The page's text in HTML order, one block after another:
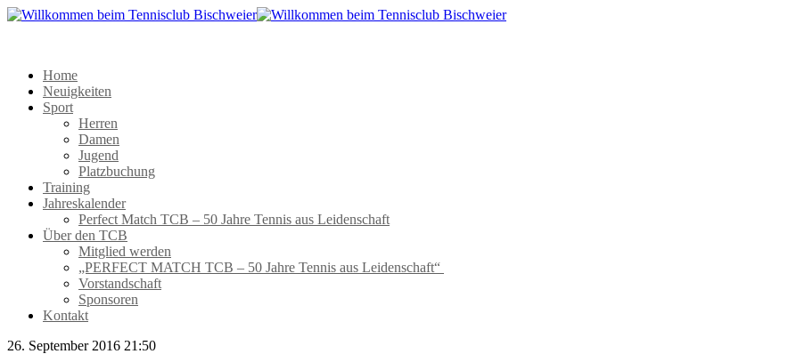
Home
Neuigkeiten
Sport
Herren
Damen
Jugend
Platzbuchung
Training
Jahreskalender
Perfect Match TCB – 50 Jahre Tennis aus Leidenschaft
Über den TCB
Mitglied werden
„PERFECT MATCH TCB – 50 Jahre Tennis aus Leidenschaft“
Vorstandschaft
Sponsoren
Kontakt
26. September 2016 21:50